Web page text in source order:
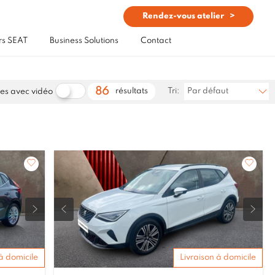
Rendez-vous atelier
SEAT Business Solutions Contact
Tri: Par défaut
avec vidéo 86 résultats
domicile Livraison à domicile